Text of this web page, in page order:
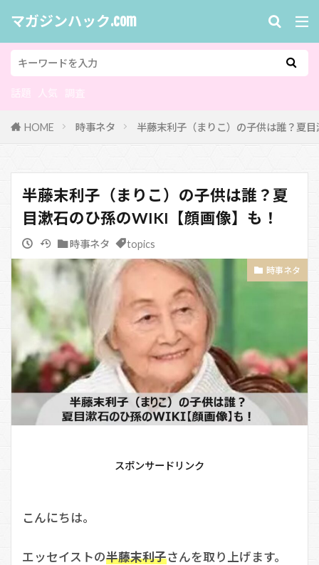
マガジンハック.com
HOME 時事ネタ 半藤末利子（まりこ）の子供は誰？夏
半藤末利子（まりこ）の子供は誰？夏
目漱石のひ孫のWIKI【顔画像】も！
時事ネタ topics
時事ネタ
スポンサードリンク
こんにちは。
エッセイストの半藤末利子さんを取り上げます。